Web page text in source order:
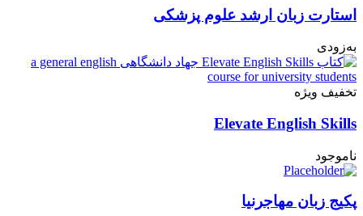
استارت زبان ارشد علوم پزشکی
به‌زودی
تخفیف ویژه
Elevate English Skills
ناموجود
پکیج زبان مهاجرنیا